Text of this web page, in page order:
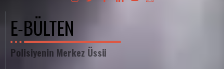
E-BÜLTEN
Polisiyenin Merkez Üssü